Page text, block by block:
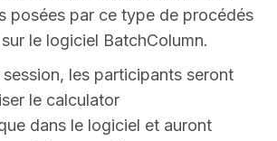
posées par ce type de procédés
le logiciel BatchColumn.
les participants seront
le calculator
dans le logiciel et auront